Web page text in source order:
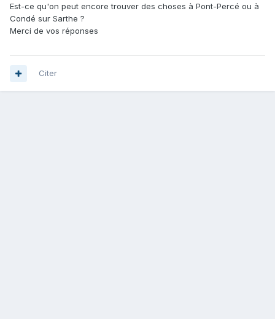
Est-ce qu'on peut encore trouver des choses à Pont-Percé ou à
Condé sur Sarthe ?
Merci de vos réponses
Citer